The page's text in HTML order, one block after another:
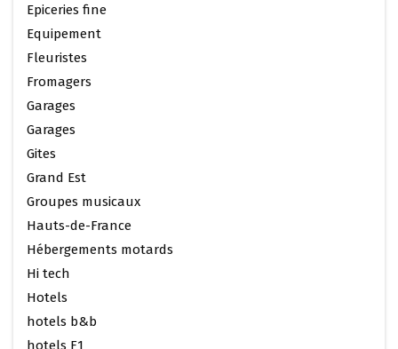
Epiceries fine
Equipement
Fleuristes
Fromagers
Garages
Garages
Gites
Grand Est
Groupes musicaux
Hauts-de-France
Hébergements motards
Hi tech
Hotels
hotels b&b